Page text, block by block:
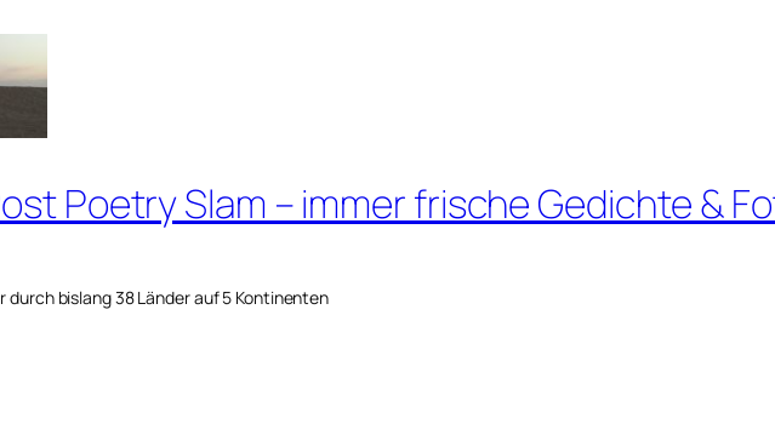
Poetry Slam – immer frische Gedichte &
bislang 38 Länder auf 5 Kontinenten